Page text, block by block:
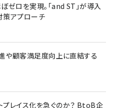
ロを実現。「and ST」が導入
アプローチ
や顧客満足度向上に直結する
プレイス化を急ぐのか？ BtoB企